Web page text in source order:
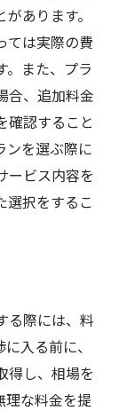
あります。
ては実際の費
。また、プラ
合、追加料金
確認すること
ンを選ぶ際に
ービス内容を
選択をするこ
る際には、料
入る前に、
得し、相場を
理な料金を提